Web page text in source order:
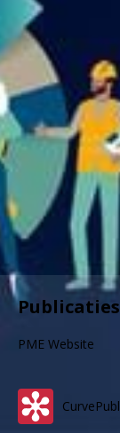
Publicaties
PME Website